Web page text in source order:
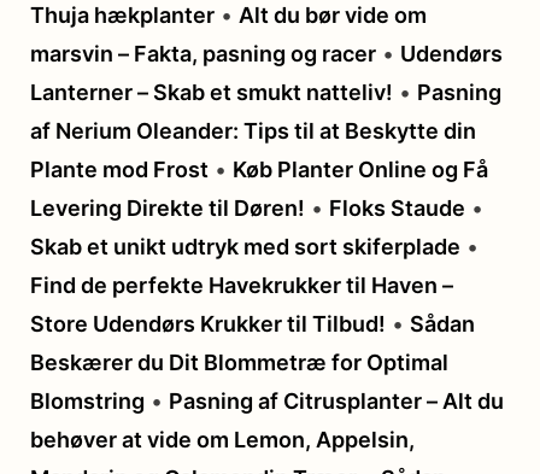
Thuja hækplanter • Alt du bør vide om
marsvin – Fakta, pasning og racer • Udendørs
Lanterner – Skab et smukt natteliv! • Pasning
af Nerium Oleander: Tips til at Beskytte din
Plante mod Frost • Køb Planter Online og Få
Levering Direkte til Døren! • Floks Staude •
Skab et unikt udtryk med sort skiferplade •
Find de perfekte Havekrukker til Haven –
Store Udendørs Krukker til Tilbud! • Sådan
Beskærer du Dit Blommetræ for Optimal
Blomstring • Pasning af Citrusplanter – Alt du
behøver at vide om Lemon, Appelsin,